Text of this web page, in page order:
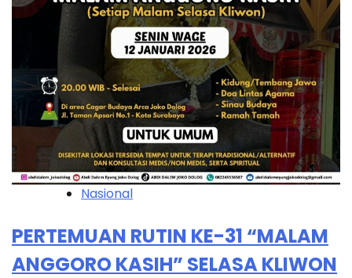
Nasional
PERTEMUAN RUTIN KE-31 “MALAM
ANGGORO KASIH” SELASA KLIWON